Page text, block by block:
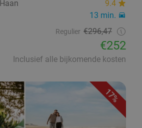
9.4
13 min.
Regulier €296,47
€252
Inclusief alle bijkomende kosten
17%